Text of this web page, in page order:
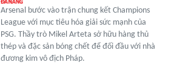
Arsenal bước vào trận chung kết Champions
League với mục tiêu hóa giải sức mạnh của
PSG. Thầy trò Mikel Arteta sở hữu hàng thủ
thép và đặc sản bóng chết để đối đầu với nhà
đương kim vô địch Pháp.